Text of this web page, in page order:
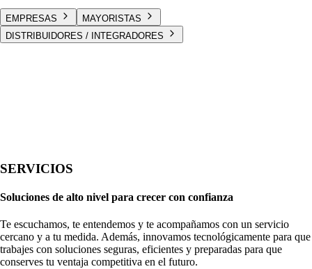
EMPRESAS
MAYORISTAS
DISTRIBUIDORES / INTEGRADORES
SERVICIOS
Soluciones de alto nivel para crecer con confianza
Te escuchamos, te entendemos y te acompañamos con un servicio
cercano y a tu medida. Además, innovamos tecnológicamente para que
trabajes con soluciones seguras, eficientes y preparadas para que
conserves tu ventaja competitiva en el futuro.